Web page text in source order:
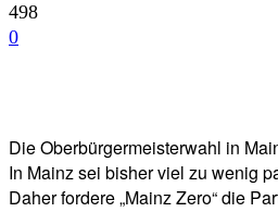
498
0
Die Oberbürgermeisterwahl in
In Mainz sei bisher viel zu wenig
Daher fordere „Mainz Zero“ die